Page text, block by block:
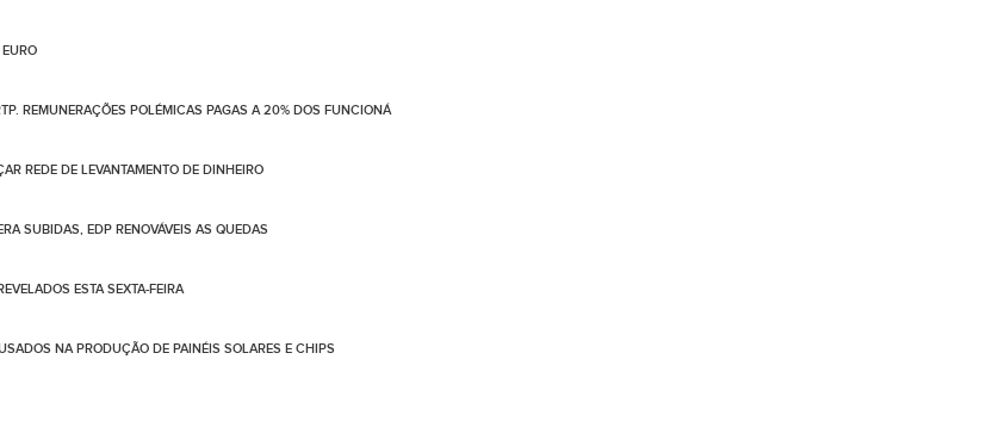
REMUNERAÇÕES POLÉMICAS PAGAS A 20% DOS FUNCIONÁ
REDE DE LEVANTAMENTO DE DINHEIRO
SUBIDAS, EDP RENOVÁVEIS AS QUEDAS
ESTA SEXTA-FEIRA
NA PRODUÇÃO DE PAINÉIS SOLARES E CHIPS